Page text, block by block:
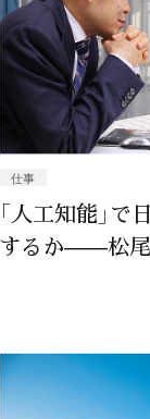
仕事
「人工知能」
するか——松